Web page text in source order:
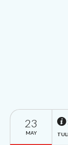
23
MAY